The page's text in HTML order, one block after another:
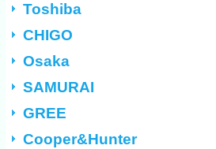
Toshiba
CHIGO
Osaka
SAMURAI
GREE
Cooper&Hunter